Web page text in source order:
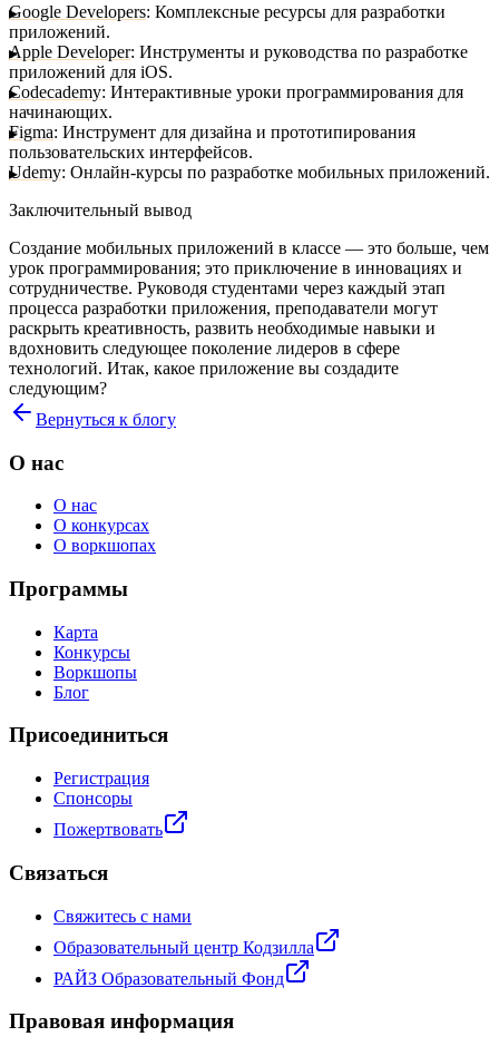
Google Developers: Комплексные ресурсы для разработки
приложений.
Apple Developer: Инструменты и руководства по разработке
приложений для iOS.
Codecademy: Интерактивные уроки программирования для
начинающих.
Figma: Инструмент для дизайна и прототипирования
пользовательских интерфейсов.
Udemy: Онлайн-курсы по разработке мобильных приложений.
Заключительный вывод
Создание мобильных приложений в классе — это больше, чем
урок программирования; это приключение в инновациях и
сотрудничестве. Руководя студентами через каждый этап
процесса разработки приложения, преподаватели могут
раскрыть креативность, развить необходимые навыки и
вдохновить следующее поколение лидеров в сфере
технологий. Итак, какое приложение вы создадите
следующим?
Вернуться к блогу
О нас
О нас
О конкурсах
О воркшопах
Программы
Карта
Конкурсы
Воркшопы
Блог
Присоединиться
Регистрация
Спонсоры
Пожертвовать
Связаться
Свяжитесь с нами
Образовательный центр Кодзилла
РАЙЗ Образовательный Фонд
Правовая информация